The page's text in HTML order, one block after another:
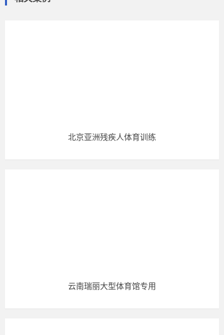
北京亚洲残疾人体育训练
云南瑞丽大型体育馆专用